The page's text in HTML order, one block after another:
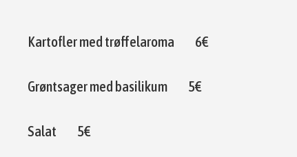
Kartofler med trøffelaroma 6€
Grøntsager med basilikum 5€
Salat 5€